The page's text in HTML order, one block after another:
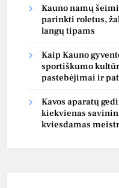
Kauno namų
parinkti roletus,
langų tipams
Kaip Kauno
sportiškumo
pastebėjimai ir
Kavos aparatų
kiekvienas
kviesdamas